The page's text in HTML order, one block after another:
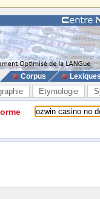
Corpus
Etymologie